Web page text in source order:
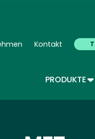
Kontakt
PRODUKTE